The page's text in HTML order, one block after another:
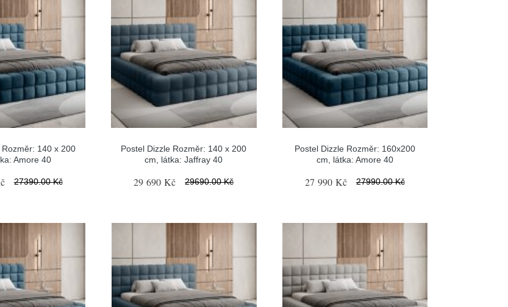
Rozměr: 140 x 200
Amore 40
27390.00 Kč
Postel Dizzle Rozměr: 140 x 200
cm, látka: Jaffray 40
29 690 Kč 29690.00 Kč
Postel Dizzle Rozměr: 160x200
cm, látka: Amore 40
27 990 Kč 27990.00 Kč